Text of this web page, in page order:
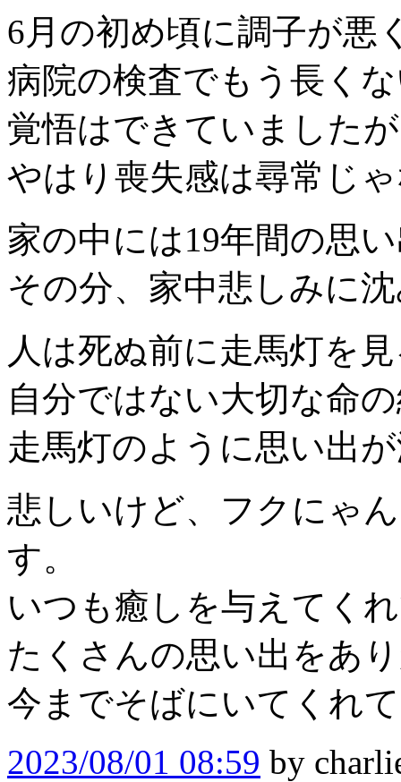
6月の初め頃に調子が悪
病院の検査でもう長く
覚悟はできていました
やはり喪失感は尋常じ
家の中には19年間の思
その分、家中悲しみに
人は死ぬ前に走馬灯を
自分ではない大切な命
走馬灯のように思い出
悲しいけど、フクにゃ
す。
いつも癒しを与えてく
たくさんの思い出をあ
今までそばにいてくれ
2023/08/01 08:59 by